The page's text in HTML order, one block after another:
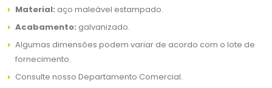
Material: aço maleável estampado.
Acabamento: galvanizado.
Algumas dimensões podem variar de acordo com o lote de
fornecimento.
Consulte nosso Departamento Comercial.